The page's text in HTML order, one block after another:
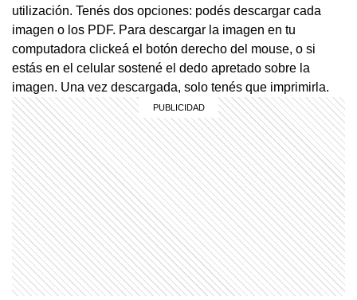
utilización. Tenés dos opciones: podés descargar cada
imagen o los PDF. Para descargar la imagen en tu
computadora clickeá el botón derecho del mouse, o si
estás en el celular sostené el dedo apretado sobre la
imagen. Una vez descargada, solo tenés que imprimirla.